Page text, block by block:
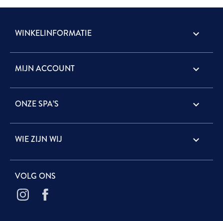
WINKELINFORMATIE keyboard_arrow_down
MIJN ACCOUNT 
ONZE SPA’S 
WIE ZIJN WIJ 
VOLG ONS